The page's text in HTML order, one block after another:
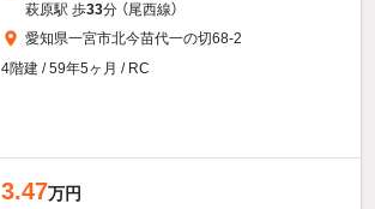
萩原駅 歩33分 （尾西線）
愛知県一宮市北今苗代一の切68-2
4階建 / 59年5ヶ月 / RC
3.47万円